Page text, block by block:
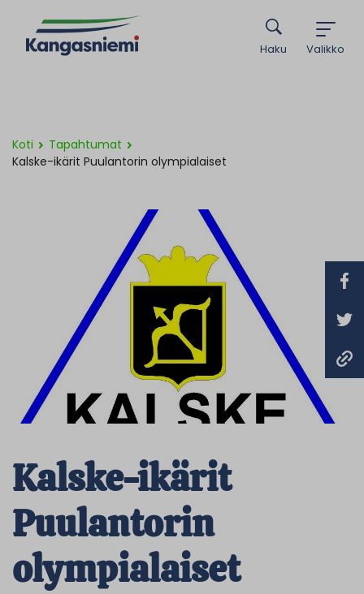
Valikko
Haku
Koti
Tapahtumat
Kalske-ikärit Puulantorin olympialaiset
Kalske-ikärit
Puulantorin
olympialaiset